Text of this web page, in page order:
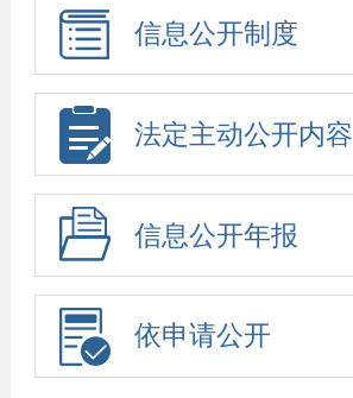
信息公开制度
法定主动公开内容
信息公开年报
依申请公开